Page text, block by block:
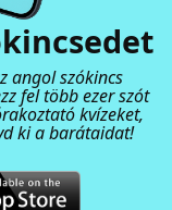
angol szókincs
fel több ezer szót
kvízeket,
ki a barátaidat!